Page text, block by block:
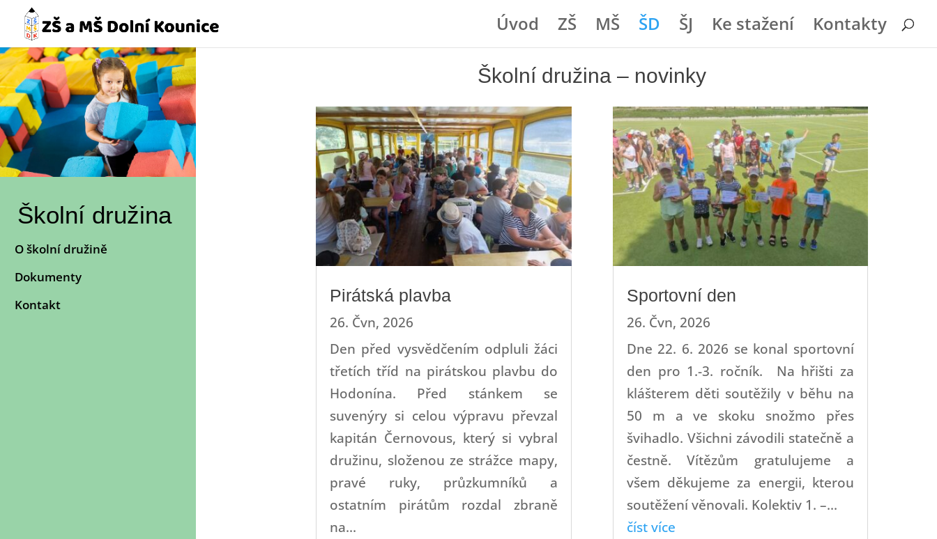
Úvod ZŠ MŠ ŠD ŠJ Ke stažení Kontakty
Školní družina
O školní družině
Dokumenty
Kontakt
Školní družina – novinky
Pirátská plavba
26. Čvn, 2026
Den před vysvědčením odpluli žáci
třetích tříd na pirátskou plavbu do
Hodonína. Před stánkem se
suvenýry si celou výpravu převzal
kapitán Černovous, který si vybral
družinu, složenou ze strážce mapy,
pravé ruky, průzkumníků a
ostatním pirátům rozdal zbraně
na...
Sportovní den
26. Čvn, 2026
Dne 22. 6. 2026 se konal sportovní
den pro 1.-3. ročník. Na hřišti za
klášterem děti soutěžily v běhu na
50 m a ve skoku snožmo přes
švihadlo. Všichni závodili statečně a
čestně. Vítězům gratulujeme a
všem děkujeme za energii, kterou
soutěžení věnovali. Kolektiv 1. –...
číst více